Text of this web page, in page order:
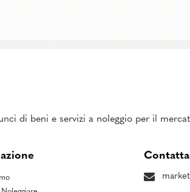
di beni e servizi a noleggio per il